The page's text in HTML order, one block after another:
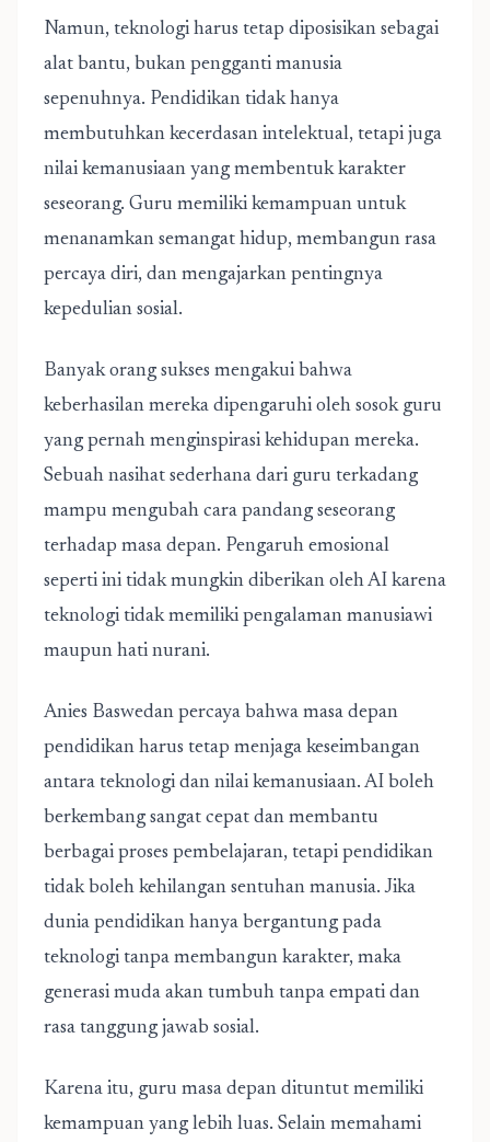
Namun, teknologi harus tetap diposisikan sebagai
alat bantu, bukan pengganti manusia
sepenuhnya. Pendidikan tidak hanya
membutuhkan kecerdasan intelektual, tetapi juga
nilai kemanusiaan yang membentuk karakter
seseorang. Guru memiliki kemampuan untuk
menanamkan semangat hidup, membangun rasa
percaya diri, dan mengajarkan pentingnya
kepedulian sosial.
Banyak orang sukses mengakui bahwa
keberhasilan mereka dipengaruhi oleh sosok guru
yang pernah menginspirasi kehidupan mereka.
Sebuah nasihat sederhana dari guru terkadang
mampu mengubah cara pandang seseorang
terhadap masa depan. Pengaruh emosional
seperti ini tidak mungkin diberikan oleh AI karena
teknologi tidak memiliki pengalaman manusiawi
maupun hati nurani.
Anies Baswedan percaya bahwa masa depan
pendidikan harus tetap menjaga keseimbangan
antara teknologi dan nilai kemanusiaan. AI boleh
berkembang sangat cepat dan membantu
berbagai proses pembelajaran, tetapi pendidikan
tidak boleh kehilangan sentuhan manusia. Jika
dunia pendidikan hanya bergantung pada
teknologi tanpa membangun karakter, maka
generasi muda akan tumbuh tanpa empati dan
rasa tanggung jawab sosial.
Karena itu, guru masa depan dituntut memiliki
kemampuan yang lebih luas. Selain memahami